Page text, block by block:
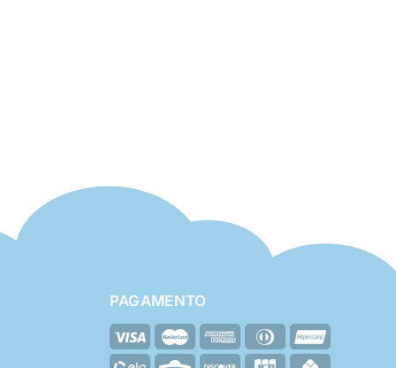
PAGAMENTO